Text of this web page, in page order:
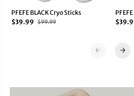
PFEFE BLACK Cryo Sticks
$39.99 $99.99